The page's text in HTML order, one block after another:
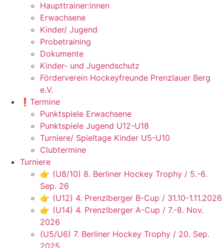
Haupttrainer:innen
Erwachsene
Kinder/ Jugend
Probetraining
Dokumente
Kinder- und Jugendschutz
Förderverein Hockeyfreunde Prenzlauer Berg
e.V.
❗️Termine
Punktspiele Erwachsene
Punktspiele Jugend U12-U18
Turniere/ Spieltage Kinder U5-U10
Clubtermine
Turniere
👉 (U8/10) 8. Berliner Hockey Trophy / 5.-6.
Sep. 26
👉 (U12) 4. Prenzlberger B-Cup / 31.10-1.11.2026
👉 (U14) 4. Prenzlberger A-Cup / 7.-8. Nov.
2026
(U5/U6) 7. Berliner Hockey Trophy / 20. Sep.
2025